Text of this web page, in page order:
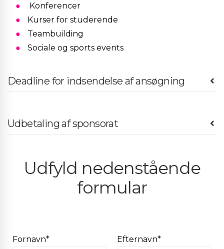
Konferencer
Kurser for studerende
Teambuilding
Sociale og sports events
Deadline for indsendelse af ansøgning
Udbetaling af sponsorat
Udfyld nedenstående
formular
Fornavn* Efternavn*